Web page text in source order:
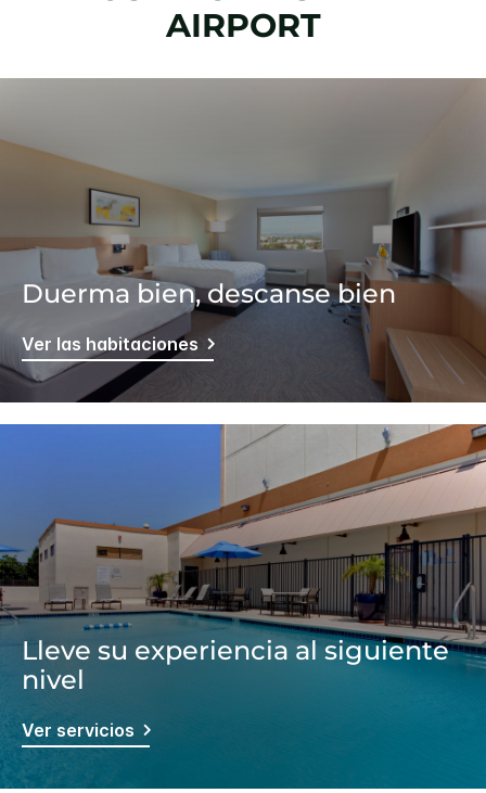
AIRPORT
Duerma bien, descanse bien
Ver las habitaciones
Lleve su experiencia al siguiente
nivel
Ver servicios